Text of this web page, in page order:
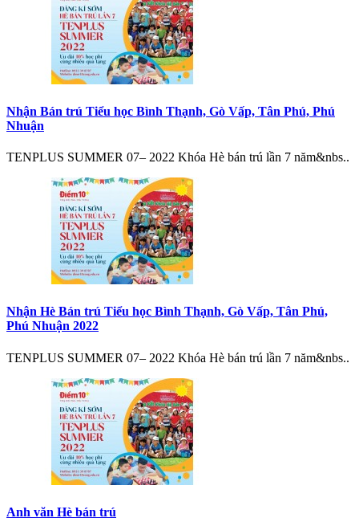
Nhận Bán trú Tiểu học Bình Thạnh, Gò Vấp, Tân Phú, Phú
Nhuận
TENPLUS SUMMER 07– 2022 Khóa Hè bán trú lần 7 năm&nbs..
Nhận Hè Bán trú Tiểu học Bình Thạnh, Gò Vấp, Tân Phú,
Phú Nhuận 2022
TENPLUS SUMMER 07– 2022 Khóa Hè bán trú lần 7 năm&nbs..
Anh văn Hè bán trú